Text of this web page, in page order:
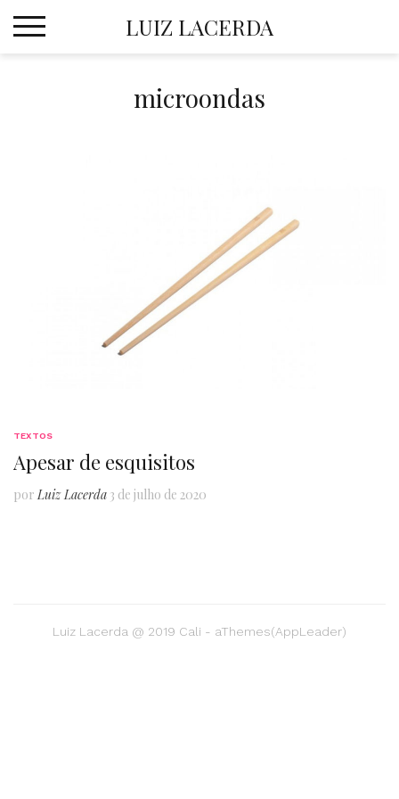
LUIZ LACERDA
microondas
TEXTOS
Apesar de esquisitos
porLuiz Lacerda 3 de julho de 2020
Luiz Lacerda @ 2019 Cali - aThemes(AppLeader)